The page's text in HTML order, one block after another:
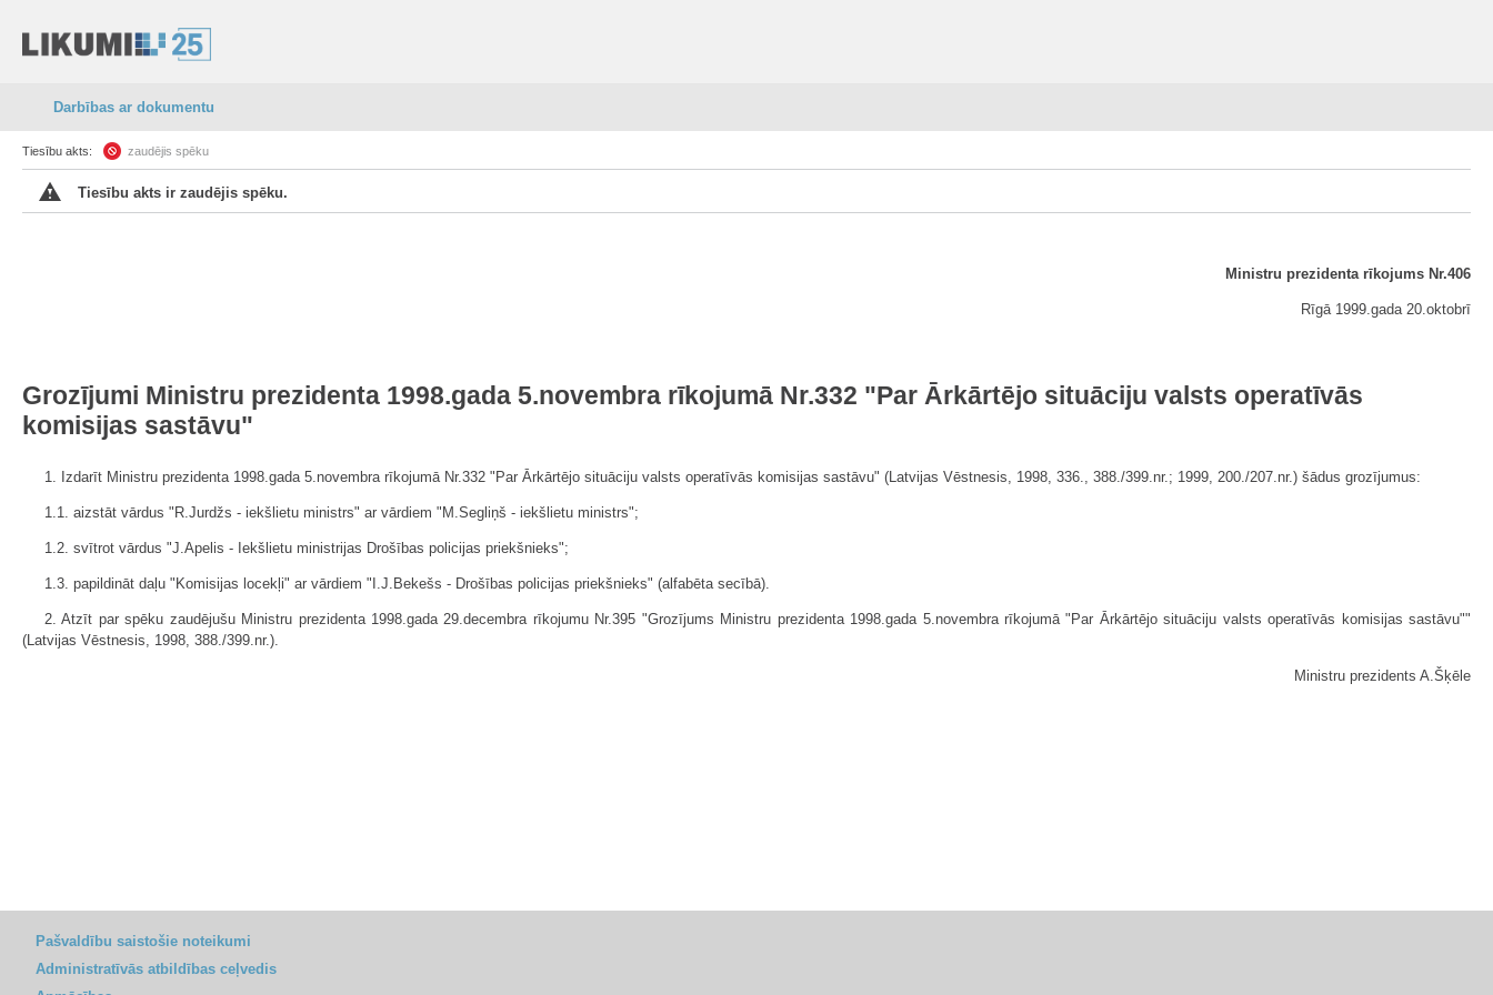
Darbības ar dokumentu
Tiesību akts: zaudējis spēku
Tiesību akts ir zaudējis spēku.
Ministru prezidenta rīkojums Nr.406
Rīgā 1999.gada 20.oktobrī
Grozījumi Ministru prezidenta 1998.gada 5.novembra rīkojumā Nr.332 "Par Ārkārtējo situāciju valsts operatīvās
komisijas sastāvu"
1. Izdarīt Ministru prezidenta 1998.gada 5.novembra rīkojumā Nr.332 "Par Ārkārtējo situāciju valsts operatīvās komisijas sastāvu" (Latvijas Vēstnesis, 1998, 336., 388./399.nr.; 1999, 200./207.nr.) šādus grozījumus:
1.1. aizstāt vārdus "R.Jurdžs - iekšlietu ministrs" ar vārdiem "M.Segliņš - iekšlietu ministrs";
1.2. svītrot vārdus "J.Apelis - Iekšlietu ministrijas Drošības policijas priekšnieks";
1.3. papildināt daļu "Komisijas locekļi" ar vārdiem "I.J.Bekešs - Drošības policijas priekšnieks" (alfabēta secībā).
2. Atzīt par spēku zaudējušu Ministru prezidenta 1998.gada 29.decembra rīkojumu Nr.395 "Grozījums Ministru prezidenta 1998.gada 5.novembra rīkojumā "Par Ārkārtējo situāciju valsts operatīvās komisijas sastāvu""
(Latvijas Vēstnesis, 1998, 388./399.nr.).
Ministru prezidents A.Šķēle
Pašvaldību saistošie noteikumi
Administratīvās atbildības ceļvedis